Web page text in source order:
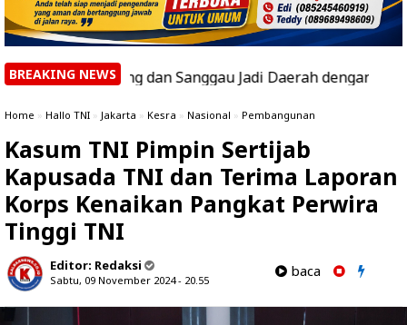
BREAKING NEWS
dan Sanggau Jadi Daerah dengan Hotspot
Home » Hallo TNI » Jakarta » Kesra » Nasional » Pembangunan
Kasum TNI Pimpin Sertijab
Kapusada TNI dan Terima Laporan
Korps Kenaikan Pangkat Perwira
Tinggi TNI
Editor: Redaksi
Sabtu, 09 November 2024 - 20.55
baca